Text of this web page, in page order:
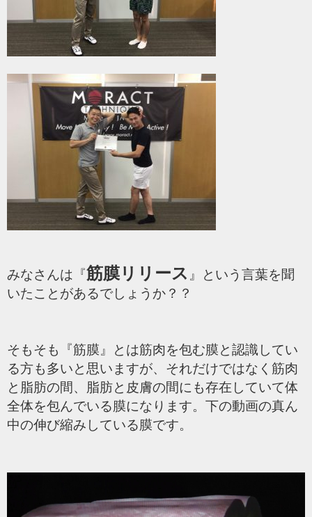
みなさんは『筋膜リリース 』という言葉を聞
いたことがあるでしょうか？？
そもそも『筋膜』とは筋肉を包む膜と認識してい
る方も多いと思いますが、それだけではなく筋肉
と脂肪の間、脂肪と皮膚の間にも存在していて体
全体を包んでいる膜になります。下の動画の真ん
中の伸び縮みしている膜です。